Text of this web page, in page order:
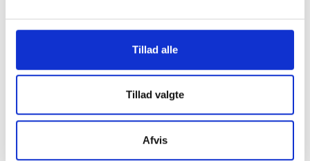
Tillad alle
Tillad valgte
Afvis